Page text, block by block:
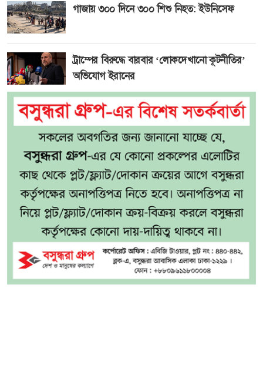
গাজায় ৩০০ দিনে ৩০০ শিশু নিহত: ইউনিসেফ
ট্রাম্পের বিরুদ্ধে বারবার ‘লোকদেখানো কূটনীতির’
অভিযোগ ইরানের